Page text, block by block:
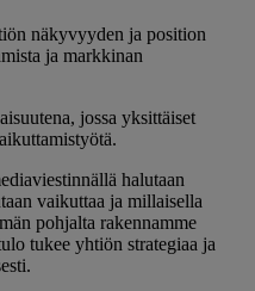
näkyvyyden ja position
ja markkinan
jossa yksittäiset
halutaan
vaikuttaa ja millaisella
pohjalta rakennamme
tukee yhtiön strategiaa ja